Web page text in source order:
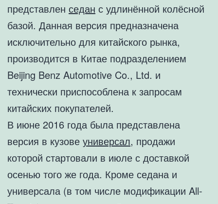
представлен седан с удлинённой колёсной
базой. Данная версия предназначена
исключительно для китайского рынка,
производится в Китае подразделением
Beijing Benz Automotive Co., Ltd. и
технически приспособлена к запросам
китайских покупателей.
В июне 2016 года была представлена
версия в кузове универсал, продажи
которой стартовали в июле с доставкой
осенью того же года. Кроме седана и
универсала (в том числе модификации All-